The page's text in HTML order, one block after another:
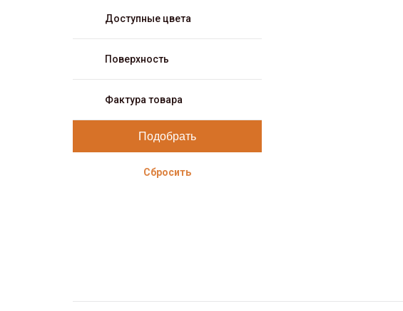
Доступные цвета
Поверхность
Фактура товара
Сбросить